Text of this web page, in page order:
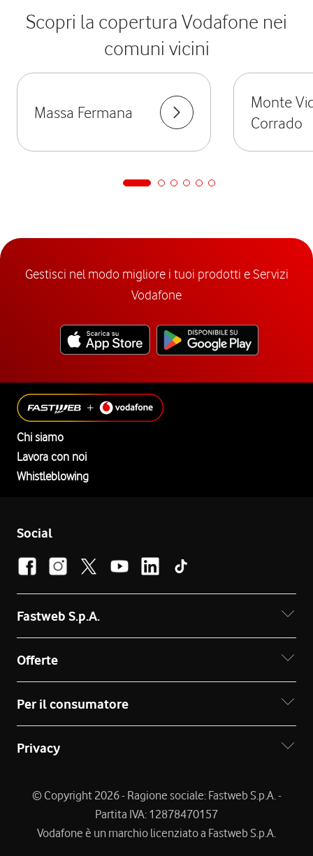
Scopri la copertura Vodafone nei
comuni vicini
Massa Fermana
Monte
Corrado
Gestisci nel modo migliore i tuoi prodotti e Servizi
Vodafone
Chi siamo
Lavora con noi
Whistleblowing
Social
Fastweb S.p.A.
Offerte
Per il consumatore
Privacy
© Copyright 2026 - Ragione sociale: Fastweb S.p.A. -
Partita IVA: 12878470157
Vodafone è un marchio licenziato a Fastweb S.p.A.